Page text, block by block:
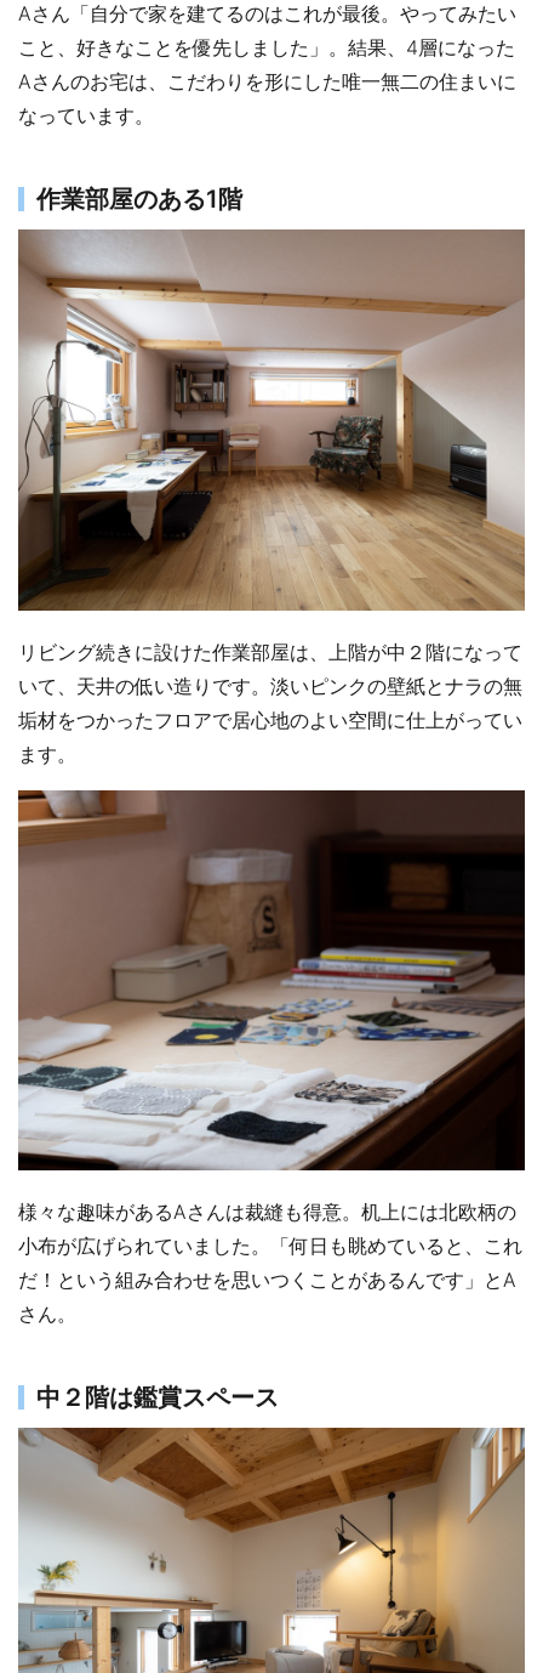
Aさん「自分で家を建てるのはこれが最後。やってみたい
こと、好きなことを優先しました」。結果、4層になった
Aさんのお宅は、こだわりを形にした唯一無二の住まいに
なっています。
作業部屋のある1階
リビング続きに設けた作業部屋は、上階が中２階になって
いて、天井の低い造りです。淡いピンクの壁紙とナラの無
垢材をつかったフロアで居心地のよい空間に仕上がってい
ます。
様々な趣味があるAさんは裁縫も得意。机上には北欧柄の
小布が広げられていました。「何日も眺めていると、これ
だ！という組み合わせを思いつくことがあるんです」とA
さん。
中２階は鑑賞スペース